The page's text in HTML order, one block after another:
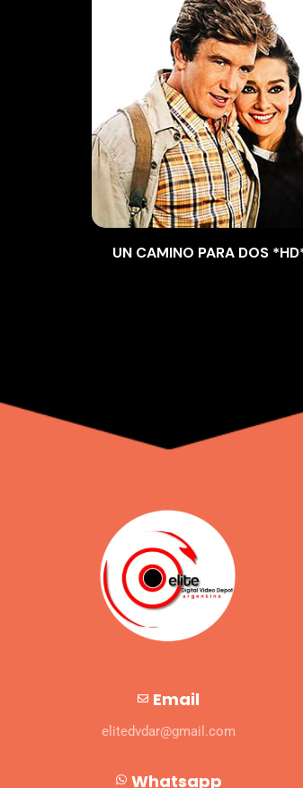
UN CAMINO PARA DOS
Email
elitedvdar@gmail.com
Whatsapp